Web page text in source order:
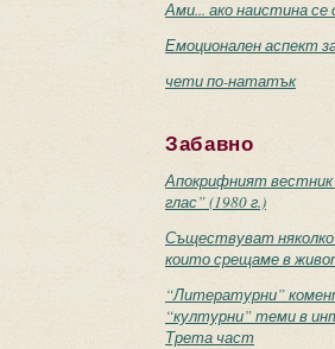
Ами... ако наистина се
Емоционален аспект
чети по-нататък
Забавно
Апокрифният вестник
глас” (1980 г.)
Съществуват няколко
които срещаме в
“Литературни”
“културни” теми в
Трета част